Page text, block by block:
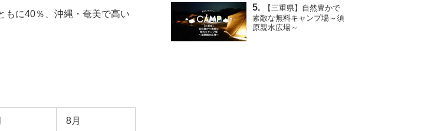
もに40％、沖縄・奄美で高い
8月
【三重県】自然豊かで
素敵な無料キャンプ場～須
原親水広場～